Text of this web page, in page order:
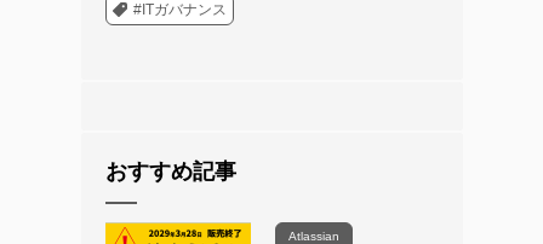
#ITガバナンス
おすすめ記事
Atlassian